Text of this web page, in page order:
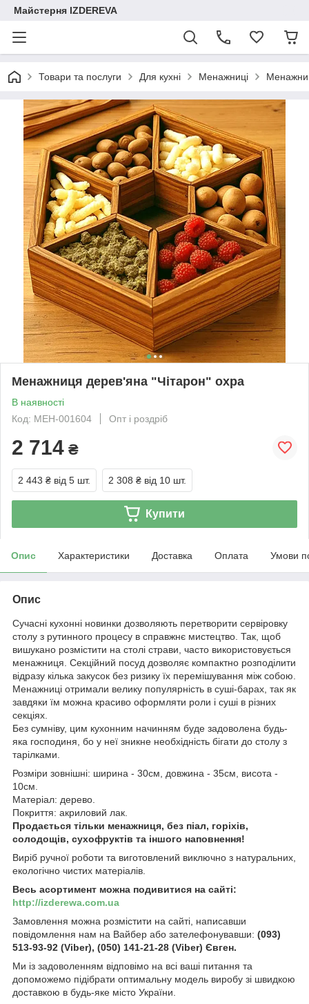
Майстерня IZDEREVA
Товари та послуги Для кухні Менажниці
Менажниця дерев'яна "Чітарон" охра
В наявності
Код: МЕН-001604
Опт і роздріб
2 714 ₴
2 443 ₴ від 5 шт. 2 308 ₴ від 10 шт.
Купити
Опис Характеристики Доставка Оплата Умови
Опис
Сучасні кухонні новинки дозволяють перетворити сервіровку
столу з рутинного процесу в справжнє мистецтво. Так, щоб
вишукано розмістити на столі страви, часто використовується
менажниця. Секційний посуд дозволяє компактно розподілити
відразу кілька закусок без ризику їх перемішування між собою.
Менажниці отримали велику популярність в суші-барах, так як
завдяки їм можна красиво оформляти роли і суші в різних
секціях.
Без сумніву, цим кухонним начинням буде задоволена будь-
яка господиня, бо у неї зникне необхідність бігати до столу з
тарілками.
Розміри зовнішні: ширина - 30см, довжина - 35см, висота -
10см.
Матеріал: дерево.
Покриття: акриловий лак.
Продається тільки менажниця, без піал, горіхів,
солодощів, сухофруктів та іншого наповнення!
Виріб ручної роботи та виготовлений виключно з натуральних,
екологічно чистих матеріалів.
Весь асортимент можна подивитися на сайті:
http://izderewa.com.ua
Замовлення можна розмістити на сайті, написавши
повідомлення нам на Вайбер або зателефонувавши: (093)
513-93-92 (Viber), (050) 141-21-28 (Viber) Євген.
Ми із задоволенням відповімо на всі ваші питання та
допоможемо підібрати оптимальну модель виробу зі швидкою
доставкою в будь-яке місто України.